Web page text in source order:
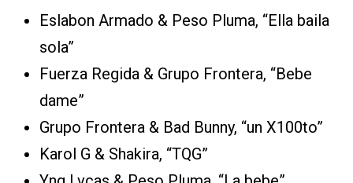
Eslabon Armado & Peso Pluma, “Ella baila
sola”
Fuerza Regida & Grupo Frontera, “Bebe
dame”
Grupo Frontera & Bad Bunny, “un X100to”
Karol G & Shakira, “TQG”